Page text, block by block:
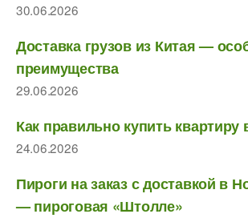
30.06.2026
Доставка грузов из Китая —
преимущества
29.06.2026
Как правильно купить квартиру
24.06.2026
Пироги на заказ с доставкой в
— пироговая «Штолле»